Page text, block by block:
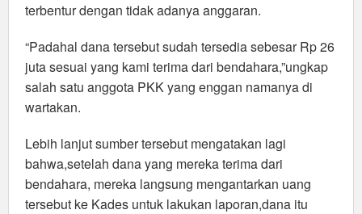
terbentur dengan tidak adanya anggaran.
“Padahal dana tersebut sudah tersedia sebesar Rp 26
juta sesuai yang kami terima dari bendahara,”ungkap
salah satu anggota PKK yang enggan namanya di
wartakan.
Lebih lanjut sumber tersebut mengatakan lagi
bahwa,setelah dana yang mereka terima dari
bendahara, mereka langsung mengantarkan uang
tersebut ke Kades untuk lakukan laporan,dana itu